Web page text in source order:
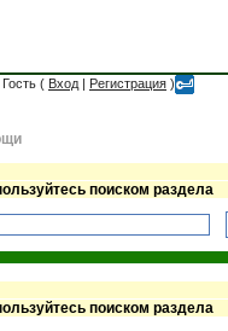
( Вход | Регистрация )
поиском раздела
поиском раздела